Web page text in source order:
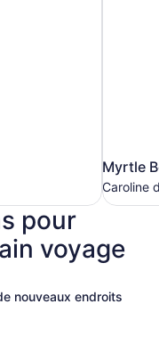
Myrtle
Beach
Caroline
États-
Unis
Myrtle
Caroline
pour
voyage
nouveaux endroits